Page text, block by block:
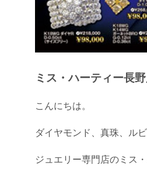
ミス・ハーティー長
こんにちは。
ダイヤモンド、真珠、ル
ジュエリー専門店のミス